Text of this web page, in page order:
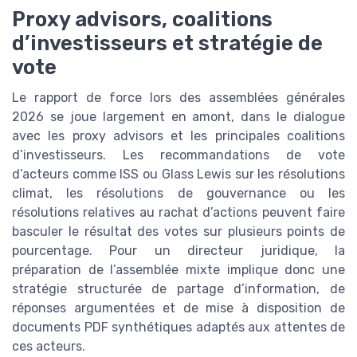
Proxy advisors, coalitions
d’investisseurs et stratégie de
vote
Le rapport de force lors des assemblées générales
2026 se joue largement en amont, dans le dialogue
avec les proxy advisors et les principales coalitions
d’investisseurs. Les recommandations de vote
d’acteurs comme ISS ou Glass Lewis sur les résolutions
climat, les résolutions de gouvernance ou les
résolutions relatives au rachat d’actions peuvent faire
basculer le résultat des votes sur plusieurs points de
pourcentage. Pour un directeur juridique, la
préparation de l’assemblée mixte implique donc une
stratégie structurée de partage d’information, de
réponses argumentées et de mise à disposition de
documents PDF synthétiques adaptés aux attentes de
ces acteurs.